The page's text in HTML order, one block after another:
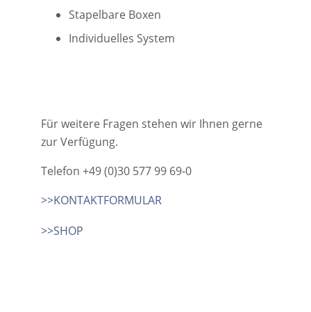
Stapelbare Boxen
Individuelles System
Für weitere Fragen stehen wir Ihnen gerne
zur Verfügung.
Telefon +49 (0)30 577 99 69-0
>>KONTAKTFORMULAR
>>SHOP